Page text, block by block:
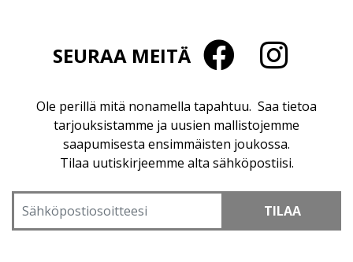
SEURAA MEITÄ
Ole perillä mitä nonamella tapahtuu. Saa tietoa
tarjouksistamme ja uusien mallistojemme
saapumisesta ensimmäisten joukossa.
Tilaa uutiskirjeemme alta sähköpostiisi.
TILAA